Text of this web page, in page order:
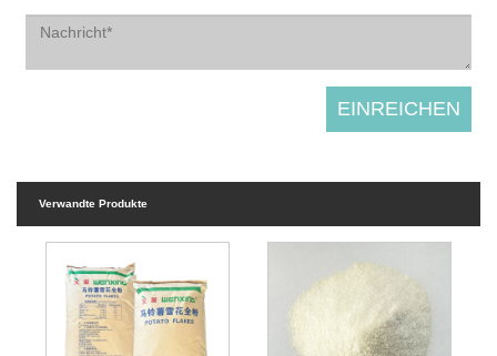
Verwandte Produkte